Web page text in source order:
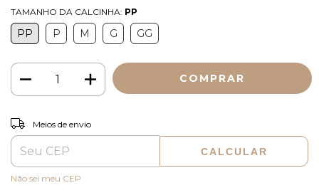
TAMANHO DA CALCINHA: PP
PP P M G GG
Entregas para o CEP:
Meios de envio
CALCULAR
Não sei meu CEP